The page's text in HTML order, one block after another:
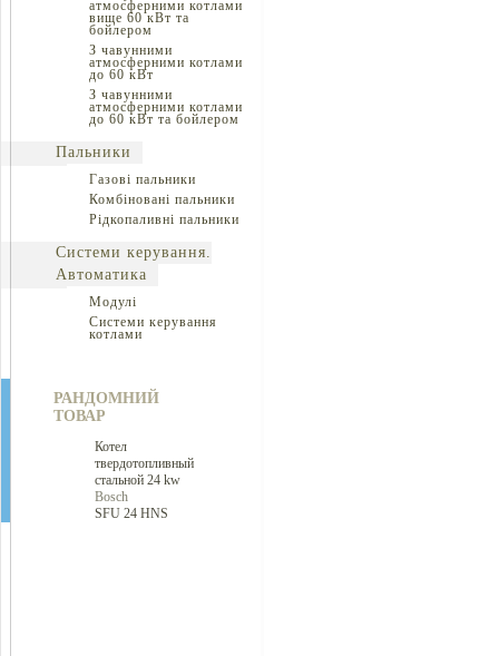
атмосферними котлами
вище 60 кВт та
бойлером
З чавунними
атмосферними котлами
до 60 кВт
З чавунними
атмосферними котлами
до 60 кВт та бойлером
Пальники
Газові пальники
Комбіновані пальники
Рідкопаливні пальники
Системи керування.
Автоматика
Модулі
Системи керування
котлами
РАНДОМНИЙ
ТОВАР
Котел
твердотопливный
стальной 24 kw
Bosch
SFU 24 HNS